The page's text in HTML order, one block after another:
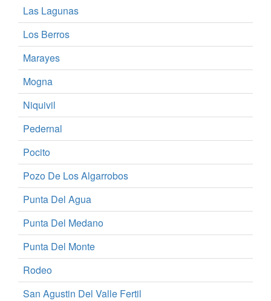
Las Lagunas
Los Berros
Marayes
Mogna
Niquivil
Pedernal
Pocito
Pozo De Los Algarrobos
Punta Del Agua
Punta Del Medano
Punta Del Monte
Rodeo
San Agustin Del Valle Fertil